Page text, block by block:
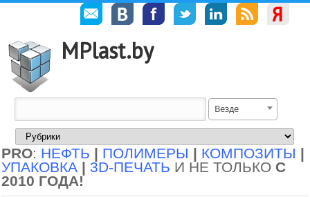
MPlast.by
Везде
PRO: НЕФТЬ | ПОЛИМЕРЫ | КОМПОЗИТЫ |
УПАКОВКА | 3D-ПЕЧАТЬ И НЕ ТОЛЬКО С
2010 ГОДА!